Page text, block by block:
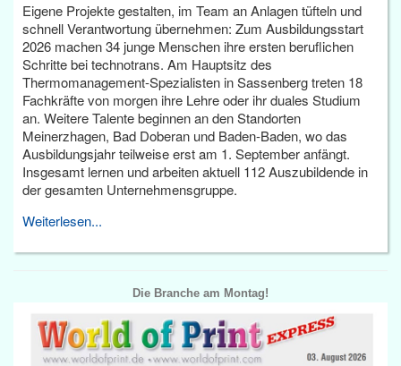
Eigene Projekte gestalten, im Team an Anlagen tüfteln und
schnell Verantwortung übernehmen: Zum Ausbildungsstart
2026 machen 34 junge Menschen ihre ersten beruflichen
Schritte bei technotrans. Am Hauptsitz des
Thermomanagement-Spezialisten in Sassenberg treten 18
Fachkräfte von morgen ihre Lehre oder ihr duales Studium
an. Weitere Talente beginnen an den Standorten
Meinerzhagen, Bad Doberan und Baden-Baden, wo das
Ausbildungsjahr teilweise erst am 1. September anfängt.
Insgesamt lernen und arbeiten aktuell 112 Auszubildende in
der gesamten Unternehmensgruppe.
Weiterlesen...
Die Branche am Montag!